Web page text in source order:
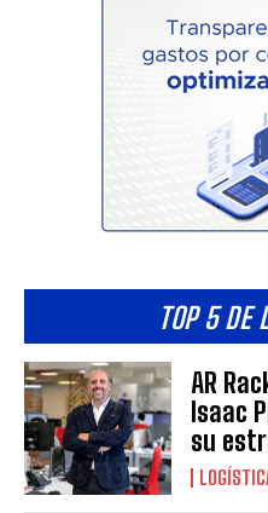
TOP 5 DE
AR
Isaac
su